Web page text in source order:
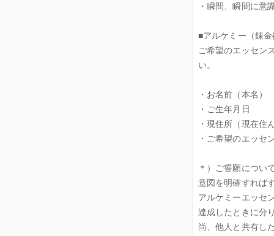
・瞬間、瞬間に意
■アルケミー（錬
ご希望のエッセン
い。
・お名前（本名）
・ご生年月日
・現住所（現在住
・ご希望のエッセ
＊）ご誓願につい
意図を明確すれば
アルケミーエッセ
達成したときに分
尚、他人と共有し